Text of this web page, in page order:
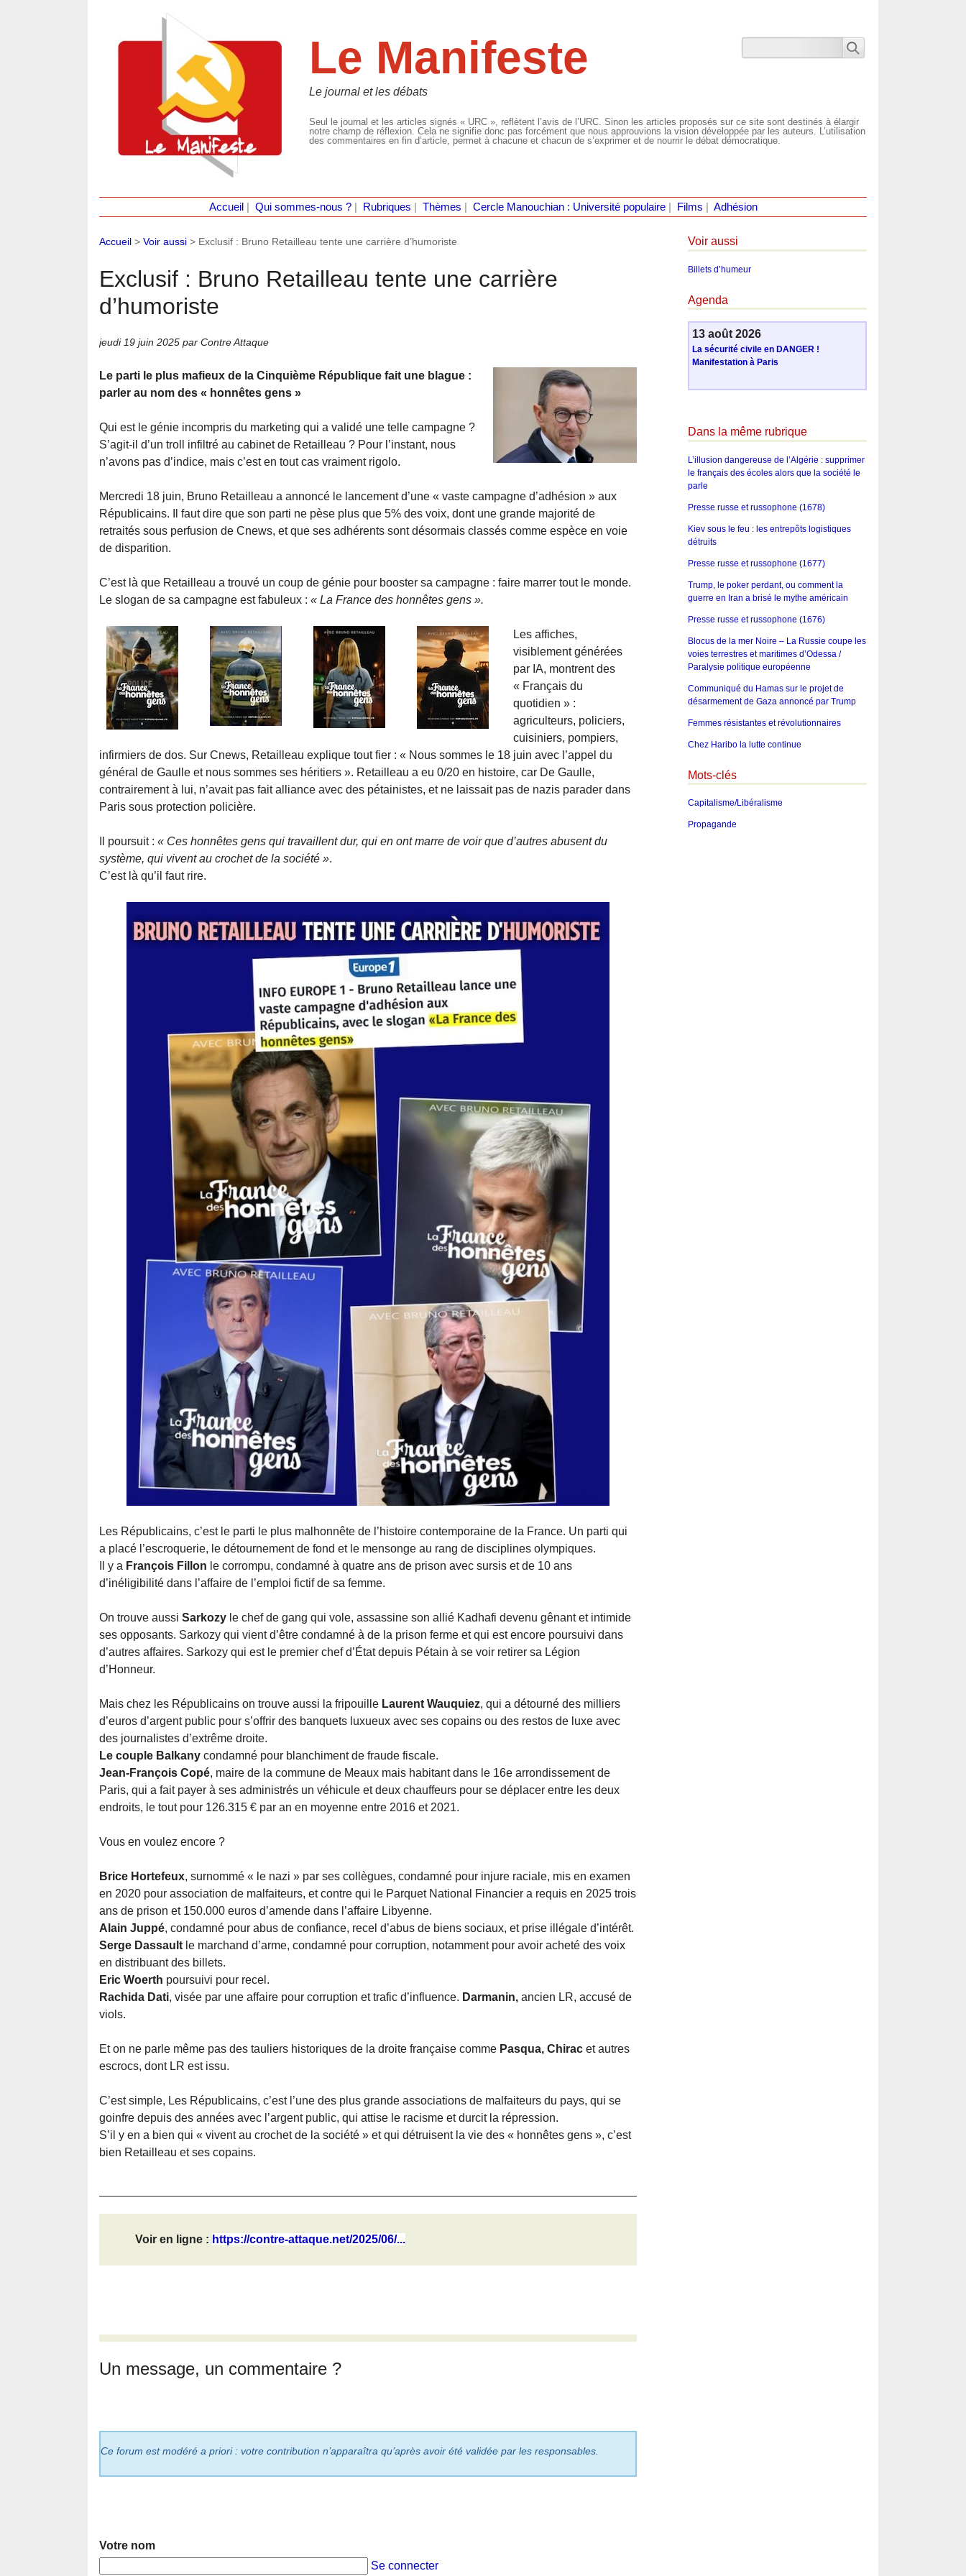
Le Manifeste
Le journal et les débats
Seul le journal et les articles signés « URC », reflètent l’avis de l’URC. Sinon les articles proposés sur ce site sont destinés à élargir
notre champ de réflexion. Cela ne signifie donc pas forcément que nous approuvions la vision développée par les auteurs. L’utilisation
des commentaires en fin d’article, permet à chacune et chacun de s’exprimer et de nourrir le débat démocratique.
Accueil Qui sommes-nous ?| Rubriques Thèmes Cercle Manouchian : Université populaire| Films Adhésion
Accueil > Voir aussi > Exclusif : Bruno Retailleau tente une carrière d’humoriste
Exclusif : Bruno Retailleau tente une carrière
d’humoriste
jeudi 19 juin 2025 par Contre Attaque
Le parti le plus mafieux de la Cinquième République fait une blague :
parler au nom des « honnêtes gens »
Qui est le génie incompris du marketing qui a validé une telle campagne ?
S’agit-il d’un troll infiltré au cabinet de Retailleau ? Pour l’instant, nous
n’avons pas d’indice, mais c’est en tout cas vraiment rigolo.
Mercredi 18 juin, Bruno Retailleau a annoncé le lancement d’une « vaste campagne d’adhésion » aux
Républicains. Il faut dire que son parti ne pèse plus que 5% des voix, dont une grande majorité de
retraités sous perfusion de Cnews, et que ses adhérents sont désormais classés comme espèce en voie
de disparition.
C’est là que Retailleau a trouvé un coup de génie pour booster sa campagne : faire marrer tout le monde.
Le slogan de sa campagne est fabuleux : « La France des honnêtes gens ».
Les affiches,
visiblement générées
par IA, montrent des
« Français du
quotidien » :
agriculteurs, policiers,
cuisiniers, pompiers,
infirmiers de dos. Sur Cnews, Retailleau explique tout fier : « Nous sommes le 18 juin avec l’appel du
général de Gaulle et nous sommes ses héritiers ». Retailleau a eu 0/20 en histoire, car De Gaulle,
contrairement à lui, n’avait pas fait alliance avec des pétainistes, et ne laissait pas de nazis parader dans
Paris sous protection policière.
Il poursuit : « Ces honnêtes gens qui travaillent dur, qui en ont marre de voir que d’autres abusent du
système, qui vivent au crochet de la société ».
C’est là qu’il faut rire.
Les Républicains, c’est le parti le plus malhonnête de l’histoire contemporaine de la France. Un parti qui
a placé l’escroquerie, le détournement de fond et le mensonge au rang de disciplines olympiques.
Il y a François Fillon le corrompu, condamné à quatre ans de prison avec sursis et de 10 ans
d’inéligibilité dans l’affaire de l’emploi fictif de sa femme.
On trouve aussi Sarkozy le chef de gang qui vole, assassine son allié Kadhafi devenu gênant et intimide
ses opposants. Sarkozy qui vient d’être condamné à de la prison ferme et qui est encore poursuivi dans
d’autres affaires. Sarkozy qui est le premier chef d’État depuis Pétain à se voir retirer sa Légion
d’Honneur.
Mais chez les Républicains on trouve aussi la fripouille Laurent Wauquiez, qui a détourné des milliers
d’euros d’argent public pour s’offrir des banquets luxueux avec ses copains ou des restos de luxe avec
des journalistes d’extrême droite.
Le couple Balkany condamné pour blanchiment de fraude fiscale.
Jean-François Copé, maire de la commune de Meaux mais habitant dans le 16e arrondissement de
Paris, qui a fait payer à ses administrés un véhicule et deux chauffeurs pour se déplacer entre les deux
endroits, le tout pour 126.315 € par an en moyenne entre 2016 et 2021.
Vous en voulez encore ?
Brice Hortefeux, surnommé « le nazi » par ses collègues, condamné pour injure raciale, mis en examen
en 2020 pour association de malfaiteurs, et contre qui le Parquet National Financier a requis en 2025 trois
ans de prison et 150.000 euros d’amende dans l’affaire Libyenne.
Alain Juppé, condamné pour abus de confiance, recel d’abus de biens sociaux, et prise illégale d’intérêt.
Serge Dassault le marchand d’arme, condamné pour corruption, notamment pour avoir acheté des voix
en distribuant des billets.
Eric Woerth poursuivi pour recel.
Rachida Dati, visée par une affaire pour corruption et trafic d’influence. Darmanin, ancien LR, accusé de
viols.
Et on ne parle même pas des tauliers historiques de la droite française comme Pasqua, Chirac et autres
escrocs, dont LR est issu.
C’est simple, Les Républicains, c’est l’une des plus grande associations de malfaiteurs du pays, qui se
goinfre depuis des années avec l’argent public, qui attise le racisme et durcit la répression.
S’il y en a bien qui « vivent au crochet de la société » et qui détruisent la vie des « honnêtes gens », c’est
bien Retailleau et ses copains.
Voir en ligne : https://contre-attaque.net/2025/06/...
Un message, un commentaire ?
Ce forum est modéré a priori : votre contribution n’apparaîtra qu’après avoir été validée par les responsables.
Votre nom
Se connecter
Voir aussi
Billets d’humeur
Agenda
13 août 2026
La sécurité civile en DANGER !
Manifestation à Paris
Dans la même rubrique
L’illusion dangereuse de l’Algérie : supprimer
le français des écoles alors que la société le
parle
Presse russe et russophone (1678)
Kiev sous le feu : les entrepôts logistiques
détruits
Presse russe et russophone (1677)
Trump, le poker perdant, ou comment la
guerre en Iran a brisé le mythe américain
Presse russe et russophone (1676)
Blocus de la mer Noire – La Russie coupe les
voies terrestres et maritimes d’Odessa /
Paralysie politique européenne
Communiqué du Hamas sur le projet de
désarmement de Gaza annoncé par Trump
Femmes résistantes et révolutionnaires
Chez Haribo la lutte continue
Mots-clés
Capitalisme/Libéralisme
Propagande